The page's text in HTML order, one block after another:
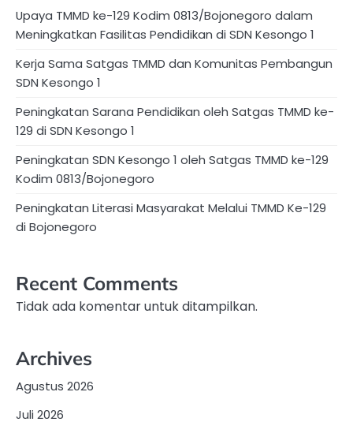
Upaya TMMD ke-129 Kodim 0813/Bojonegoro dalam
Meningkatkan Fasilitas Pendidikan di SDN Kesongo 1
Kerja Sama Satgas TMMD dan Komunitas Pembangun
SDN Kesongo 1
Peningkatan Sarana Pendidikan oleh Satgas TMMD ke-
129 di SDN Kesongo 1
Peningkatan SDN Kesongo 1 oleh Satgas TMMD ke-129
Kodim 0813/Bojonegoro
Peningkatan Literasi Masyarakat Melalui TMMD Ke-129
di Bojonegoro
Recent Comments
Tidak ada komentar untuk ditampilkan.
Archives
Agustus 2026
Juli 2026